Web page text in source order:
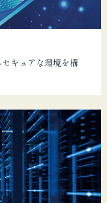
キュアな環境を構